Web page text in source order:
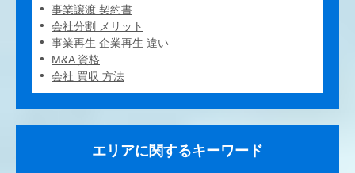
事業譲渡 契約書
会社分割 メリット
事業再生 企業再生 違い
M&A 資格
会社 買収 方法
エリアに関するキーワード